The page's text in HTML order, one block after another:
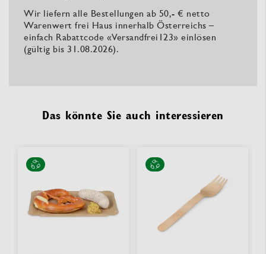
Wir liefern alle Bestellungen ab 50,- € netto
Warenwert frei Haus innerhalb Österreichs –
einfach Rabattcode «Versandfrei123» einlösen
(gültig bis 31.08.2026).
Das könnte Sie auch interessieren